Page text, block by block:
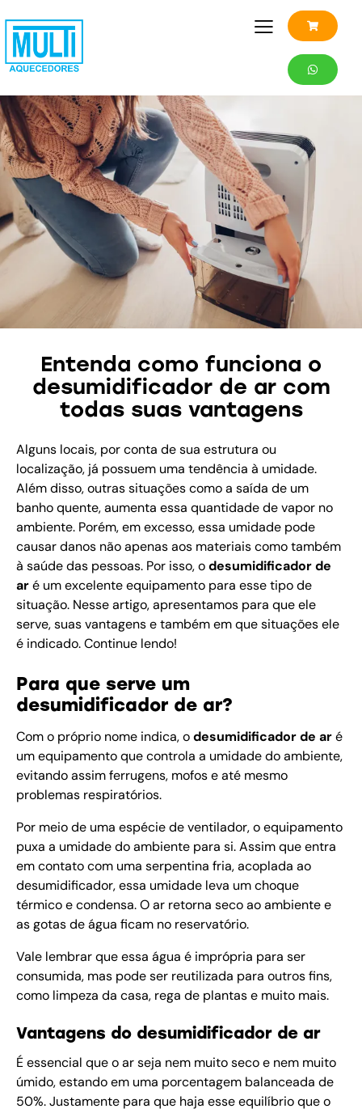
Entenda como funciona o
desumidificador de ar com
todas suas vantagens
Alguns locais, por conta de sua estrutura ou
localização, já possuem uma tendência à umidade.
Além disso, outras situações como a saída de um
banho quente, aumenta essa quantidade de vapor no
ambiente. Porém, em excesso, essa umidade pode
causar danos não apenas aos materiais como também
à saúde das pessoas. Por isso, odesumidificador de
aré um excelente equipamento para esse tipo de
situação. Nesse artigo, apresentamos para que ele
serve, suas vantagens e também em que situações ele
é indicado. Continue lendo!
Para que serve um
desumidificador de ar?
Com o próprio nome indica, odesumidificador de aré
um equipamento que controla a umidade do ambiente,
evitando assim ferrugens, mofos e até mesmo
problemas respiratórios.
Por meio de uma espécie de ventilador, o equipamento
puxa a umidade do ambiente para si. Assim que entra
em contato com uma serpentina fria, acoplada ao
desumidificador, essa umidade leva um choque
térmico e condensa. O ar retorna seco ao ambiente e
as gotas de água ficam no reservatório.
Vale lembrar que essa água é imprópria para ser
consumida, mas pode ser reutilizada para outros fins,
como limpeza da casa, rega de plantas e muito mais.
Vantagens do desumidificador de ar
É essencial que o ar seja nem muito seco e nem muito
úmido, estando em uma porcentagem balanceada de
50%. Justamente para que haja esse equilíbrio que o